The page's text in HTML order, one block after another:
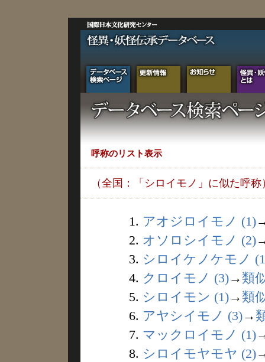
呼称のリスト表示
（全国：「シロイモノ」に似た呼称
1. アオジロイモノ (1)
2. オソロシイモノ (2)
3. シロイケノケモノ
4. クロイモノ (3)→ 類
5. シロイモン (1)→ 類
6. アヤシイモノ (3)→
7. マックロイモノ (1)
8. シロイモヤモヤ (2)